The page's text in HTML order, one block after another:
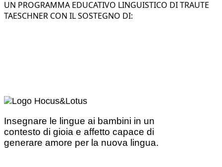
UN PROGRAMMA EDUCATIVO LINGUISTICO DI TRAUTE
TAESCHNER CON IL SOSTEGNO DI:
Insegnare le lingue ai bambini in un
contesto di gioia e affetto capace di
generare amore per la nuova lingua.